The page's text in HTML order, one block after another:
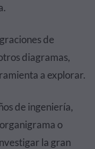
de
diagramas,
a explorar.
de ingeniería,
o
la gran